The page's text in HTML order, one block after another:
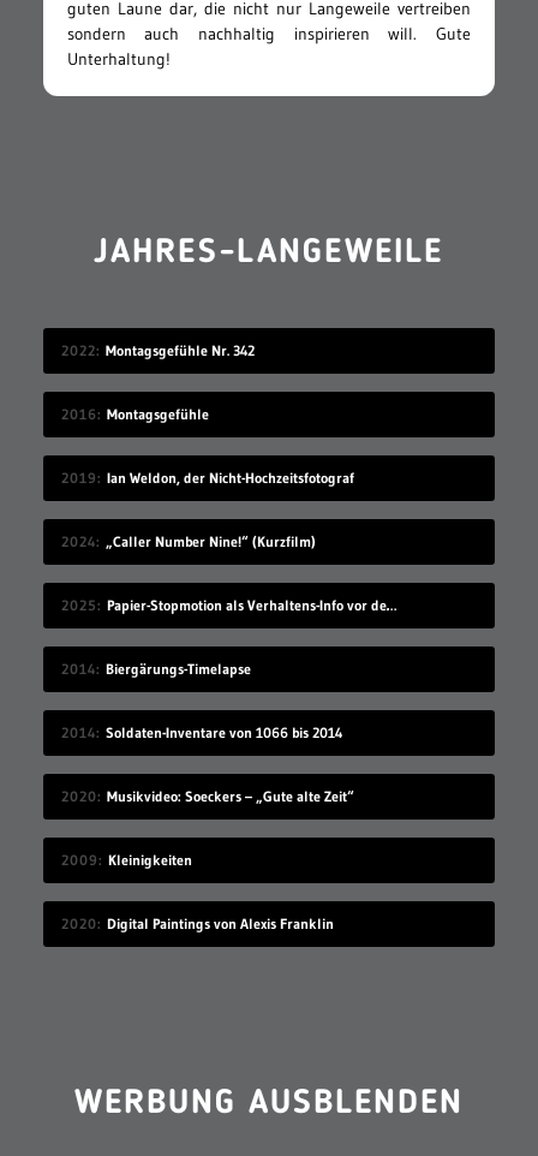
guten Laune dar, die nicht nur Langeweile vertreiben
sondern auch nachhaltig inspirieren will. Gute
Unterhaltung!
JAHRES-LANGEWEILE
2022 Montagsgefühle Nr. 342
2016 Montagsgefühle
2019 Ian Weldon, der Nicht-Hochzeitsfotograf
2024 „Caller Number Nine!“ (Kurzfilm)
2025 Papier-Stopmotion als Verhaltens-Info vor dem Kinofilm
2014 Biergärungs-Timelapse
2014 Soldaten-Inventare von 1066 bis 2014
2020 Musikvideo: Soeckers – „Gute alte Zeit“
2009 Kleinigkeiten
2020 Digital Paintings von Alexis Franklin
WERBUNG AUSBLENDEN